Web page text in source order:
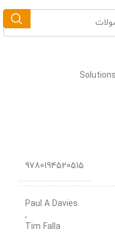
9780194520515
Paul A Davies
,
Tim Falla